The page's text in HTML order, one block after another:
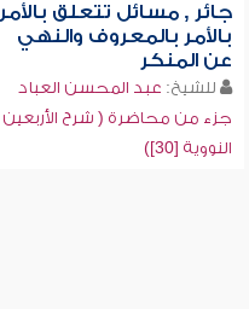
جائر , مسائل تتعلق بالأمر
بالأمر بالمعروف والنهي
عن المنكر
للشيخ: عبد المحسن العباد
جزء من محاضرة ( شرح الأربعين
النووية [30])